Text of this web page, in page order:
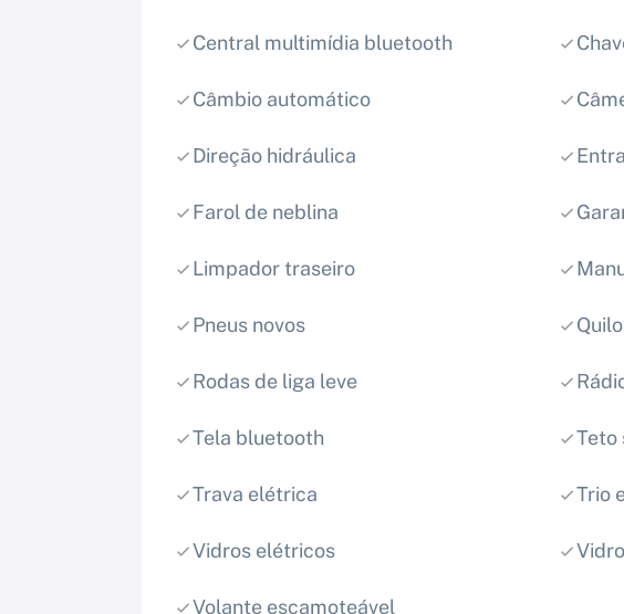
Central multimídia bluetooth
Câmbio automático
Direção hidráulica
Farol de neblina
Limpador traseiro
Pneus novos
Rodas de liga leve
Tela bluetooth Teto
Trava elétrica Trio
Vidros elétricos
Volante escamoteável